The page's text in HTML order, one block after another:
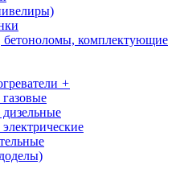
комплектующие
+